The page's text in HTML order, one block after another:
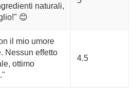
naturali,
😊
il mio umore
Nessun effetto
ottimo
4.5